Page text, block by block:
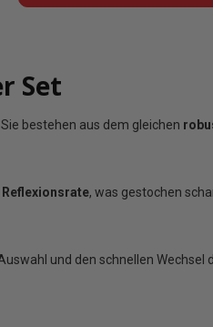
Set
bestehen aus dem gleichen
Reflexionsrate, was gestochen
und den schnellen